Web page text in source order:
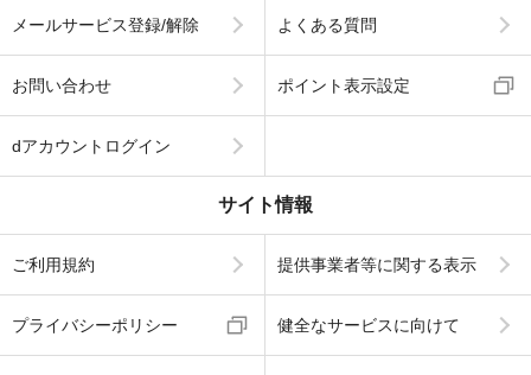
メールサービス登録/解除 よくある質問
お問い合わせ ポイント表示設定
dアカウントログイン
サイト情報
ご利用規約 提供事業者等に関する表示
プライバシーポリシー 健全なサービスに向けて